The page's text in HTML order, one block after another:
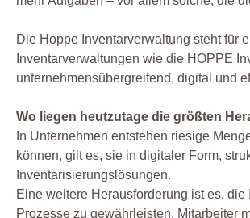
Die Hoppe Inventarverwaltung steht für
Inventarverwaltungen wie die HOPPE
unternehmensübergreifend, digital und
Wo liegen heutzutage die größten
In Unternehmen entstehen riesige
können, gilt es, sie in digitaler Form,
Inventarisierungslösungen.
Eine weitere Herausforderung ist es,
Prozesse zu gewährleisten. Mitarbeiter